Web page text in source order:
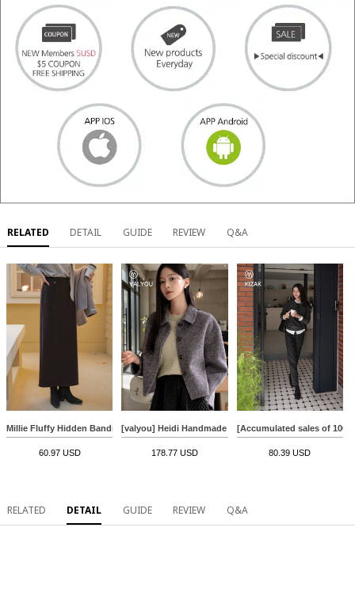
RELATED DETAIL GUIDE REVIEW Q&A
Millie Fluffy Hidden Banding Fleece Lined Skirt
60.97 USD
[valyou] Heidi Handmade Wool Half Coat
178.77 USD
[Accumulated sales of
80.39 USD
RELATED DETAIL GUIDE REVIEW Q&A